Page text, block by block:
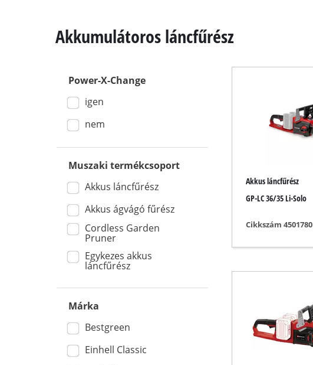
Kézi körfűrészek
Szalagfűrészek
Dekopírfűrészek
Egyéb fűrészek
Hamuporszívók
Akkumulátoros láncfűrész
Power-X-Change
igen
nem
Muszaki termékcsoport
Akkus láncfűrész
Akkus ágvágó fűrész
Cordless Garden
Pruner
Egykezes akkus
láncfűrész
Márka
Bestgreen
Einhell Classic
Akkus láncfűrész
GP-LC 36/35 Li-Solo
Cikkszám 4501780